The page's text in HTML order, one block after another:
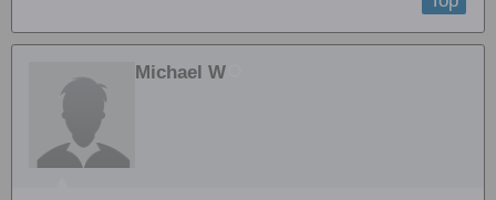
Michael W